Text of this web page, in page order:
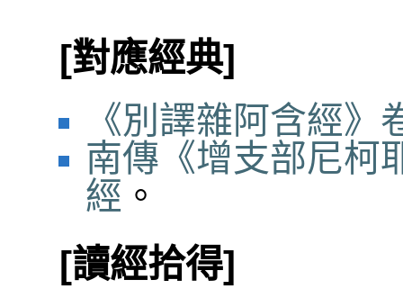
[對應經典]
《別譯雜阿含經》
南傳《增支部尼柯
經 。
[讀經拾得]